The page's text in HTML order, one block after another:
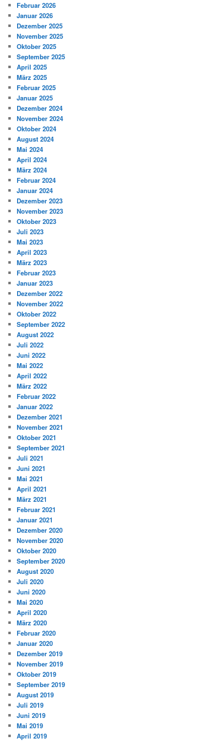
Februar 2026
Januar 2026
Dezember 2025
November 2025
Oktober 2025
September 2025
April 2025
März 2025
Februar 2025
Januar 2025
Dezember 2024
November 2024
Oktober 2024
August 2024
Mai 2024
April 2024
März 2024
Februar 2024
Januar 2024
Dezember 2023
November 2023
Oktober 2023
Juli 2023
Mai 2023
April 2023
März 2023
Februar 2023
Januar 2023
Dezember 2022
November 2022
Oktober 2022
September 2022
August 2022
Juli 2022
Juni 2022
Mai 2022
April 2022
März 2022
Februar 2022
Januar 2022
Dezember 2021
November 2021
Oktober 2021
September 2021
Juli 2021
Juni 2021
Mai 2021
April 2021
März 2021
Februar 2021
Januar 2021
Dezember 2020
November 2020
Oktober 2020
September 2020
August 2020
Juli 2020
Juni 2020
Mai 2020
April 2020
März 2020
Februar 2020
Januar 2020
Dezember 2019
November 2019
Oktober 2019
September 2019
August 2019
Juli 2019
Juni 2019
Mai 2019
April 2019